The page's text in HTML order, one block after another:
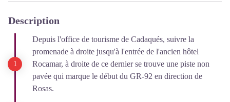
Description
Depuis l'office de tourisme de Cadaqués, suivre la
promenade à droite jusqu'à l'entrée de l'ancien hôtel
Rocamar, à droite de ce dernier se trouve une piste non
pavée qui marque le début du GR-92 en direction de
Rosas.